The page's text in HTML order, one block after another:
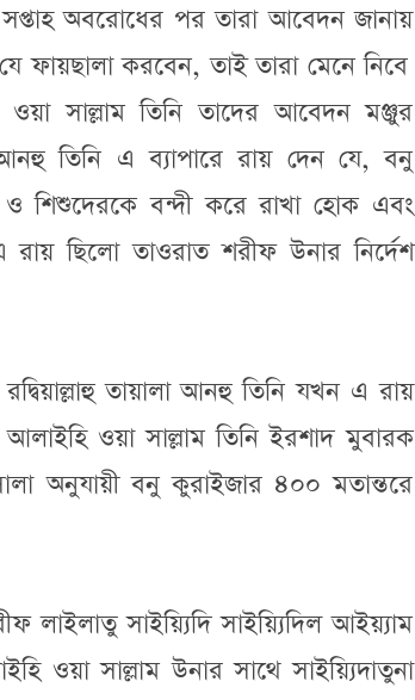
অবরোধের পর তারা আবেদন জানায়
ফায়ছালা করবেন, তাই তারা মেনে নিবে।
ওয়া সাল্লাম তিনি তাদের আবেদন মঞ্জুর
আনহু তিনি এ ব্যাপারে রায় দেন যে, বনু
ও শিশুদেরকে বন্দী করে রাখা হোক এবং
রায় ছিলো তাওরাত শরীফ উনার নির্দেশ
তায়ালা আনহু তিনি যখন এ রায়
ওয়া সাল্লাম তিনি ইরশাদ মুবারক
অনুযায়ী বনু কুরাইজার ৪০০ মতান্তরে
লাইলাতু সাইয়্যিদি সাইয়্যিদিল আইয়্যাম
ওয়া সাল্লাম উনার সাথে সাইয়্যিদাতুনা